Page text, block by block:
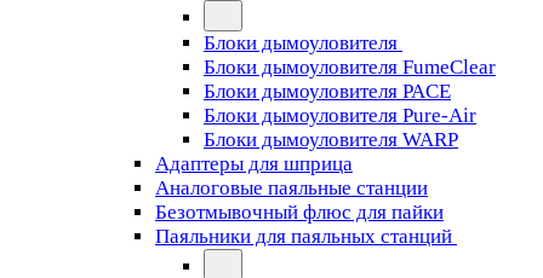
Блоки дымоуловителя
Блоки дымоуловителя FumeClear
Блоки дымоуловителя PACE
Блоки дымоуловителя Pure-Air
Блоки дымоуловителя WARP
Адаптеры для шприца
Аналоговые паяльные станции
Безотмывочный флюс для пайки
Паяльники для паяльных станций